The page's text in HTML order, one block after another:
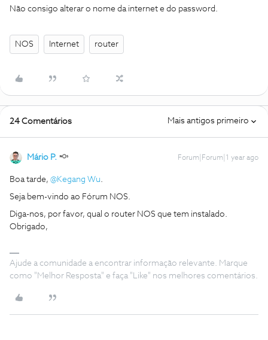
Não consigo alterar o nome da internet e do password.
NOS Internet router
24 Comentários Mais antigos primeiro
Mário P. Forum|Forum|1 year ago
Boa tarde, @Kegang Wu.
Seja bem-vindo ao Fórum NOS.
Diga-nos, por favor, qual o router NOS que tem instalado.
Obrigado,
Ajude a comunidade a encontrar informação relevante. Marque
como "Melhor Resposta" e faça "Like" nos melhores comentários.